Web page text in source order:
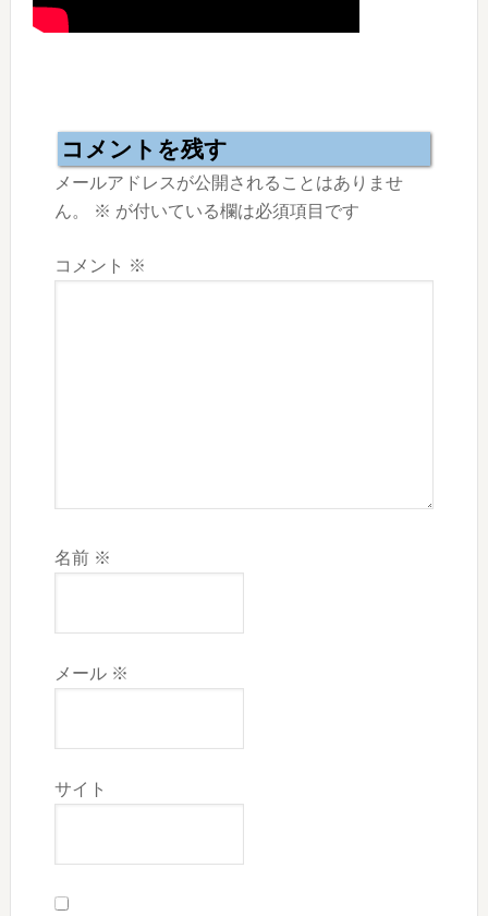
Interactions
コメントを残す
メールアドレスが公開されることはありませ
ん。
※ が付いている欄は必須項目です
コメント ※
名前 ※
メール ※
サイト